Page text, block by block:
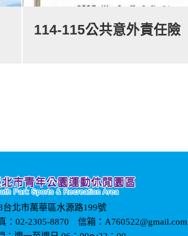
114-115公共意外責任險
台北市萬華區水源路199號
：02-2305-8870 信箱：A760522@gmail.com